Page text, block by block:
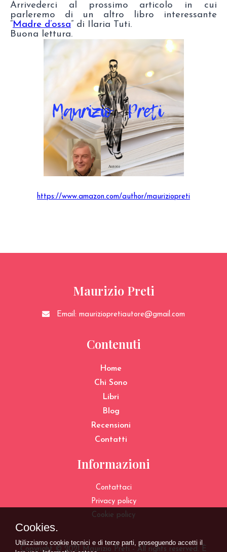
Arrivederci al prossimo articolo in cui
parleremo di un altro libro interessante
“Madre d’ossa” di Ilaria Tuti.
Buona lettura.
https://www.amazon.com/author/mauriziopreti
Maurizio Preti
Email:mauriziopretiautore@gmail.com
Contenuti
Home
Chi Sono
Libri
Blog
Recensioni
Contatti
Informazioni
Contattaci
Privacy policy
Cookie policy
Copyright © 2021 Maurizio Preti - All rights reserved. È